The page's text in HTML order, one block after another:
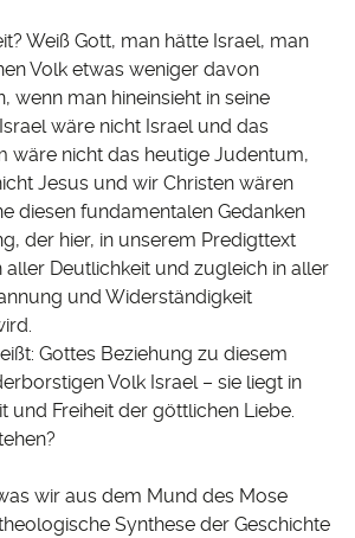
Weiß Gott, man hätte Israel, man
Volk etwas weniger davon
wenn man hineinsieht in seine
wäre nicht Israel und das
wäre nicht das heutige Judentum,
Jesus und wir Christen wären
diesen fundamentalen Gedanken
der hier, in unserem Predigttext
aller Deutlichkeit und zugleich in aller
und Widerständigkeit
Gottes Beziehung zu diesem
Volk Israel – sie liegt in
und Freiheit der göttlichen Liebe.
wir aus dem Mund des Mose
Synthese der Geschichte